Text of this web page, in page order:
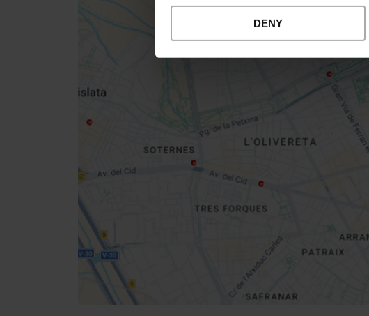
DENY
Routebeschrijving
sidebar